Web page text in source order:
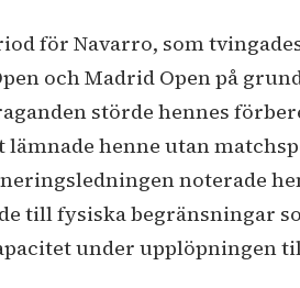
för Navarro, som
och Madrid Open på
störde hennes
henne utan
noterade
till fysiska begränsningar
under upplöpningen